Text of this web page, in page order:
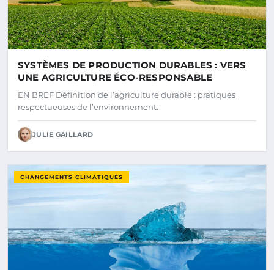
SYSTÈMES DE PRODUCTION DURABLES : VERS
UNE AGRICULTURE ÉCO-RESPONSABLE
EN BREF Définition de l’agriculture durable : pratiques
respectueuses de l’environnement.
JULIE GAILLARD
CHANGEMENTS CLIMATIQUES